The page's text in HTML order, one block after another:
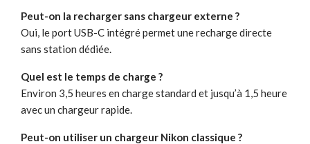
Peut-on la recharger sans chargeur externe ?
Oui, le port USB-C intégré permet une recharge directe
sans station dédiée.
Quel est le temps de charge ?
Environ 3,5 heures en charge standard et jusqu’à 1,5 heure
avec un chargeur rapide.
Peut-on utiliser un chargeur Nikon classique ?